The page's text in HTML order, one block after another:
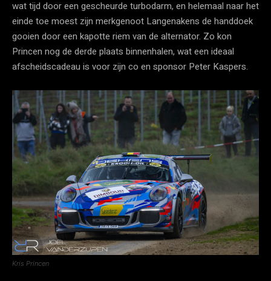
wat tijd door een gescheurde turbodarm, en helemaal naar het
einde toe moest zijn merkgenoot Langenakens de handdoek
gooien door een kapotte riem van de alternator. Zo kon
Princen nog de derde plaats binnenhalen, wat een ideaal
afscheidscadeau is voor zijn co en sponsor Peter Kaspers.
Kris Princen